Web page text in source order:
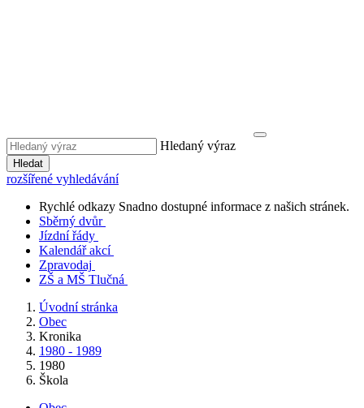
Hledaný výraz
Hledat
rozšířené vyhledávání
Rychlé odkazy Snadno dostupné informace z našich stránek.
Sběrný dvůr
Jízdní řády
Kalendář akcí
Zpravodaj
ZŠ a MŠ Tlučná
Úvodní stránka
Obec
Kronika
1980 - 1989
1980
Škola